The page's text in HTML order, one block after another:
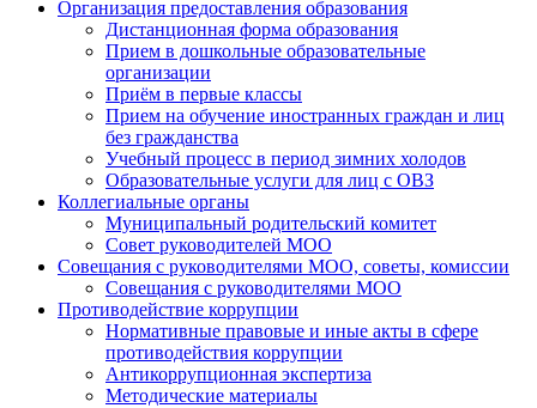
Организация предоставления образования
Дистанционная форма образования
Прием в дошкольные образовательные
организации
Приём в первые классы
Прием на обучение иностранных граждан и лиц
без гражданства
Учебный процесс в период зимних холодов
Образовательные услуги для лиц с ОВЗ
Коллегиальные органы
Муниципальный родительский комитет
Совет руководителей МОО
Совещания с руководителями МОО, советы, комиссии
Совещания с руководителями МОО
Противодействие коррупции
Нормативные правовые и иные акты в сфере
противодействия коррупции
Антикоррупционная экспертиза
Методические материалы